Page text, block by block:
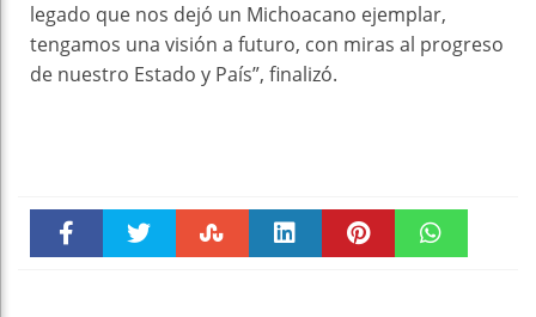
legado que nos dejó un Michoacano ejemplar,
tengamos una visión a futuro, con miras al progreso
de nuestro Estado y País”, finalizó.